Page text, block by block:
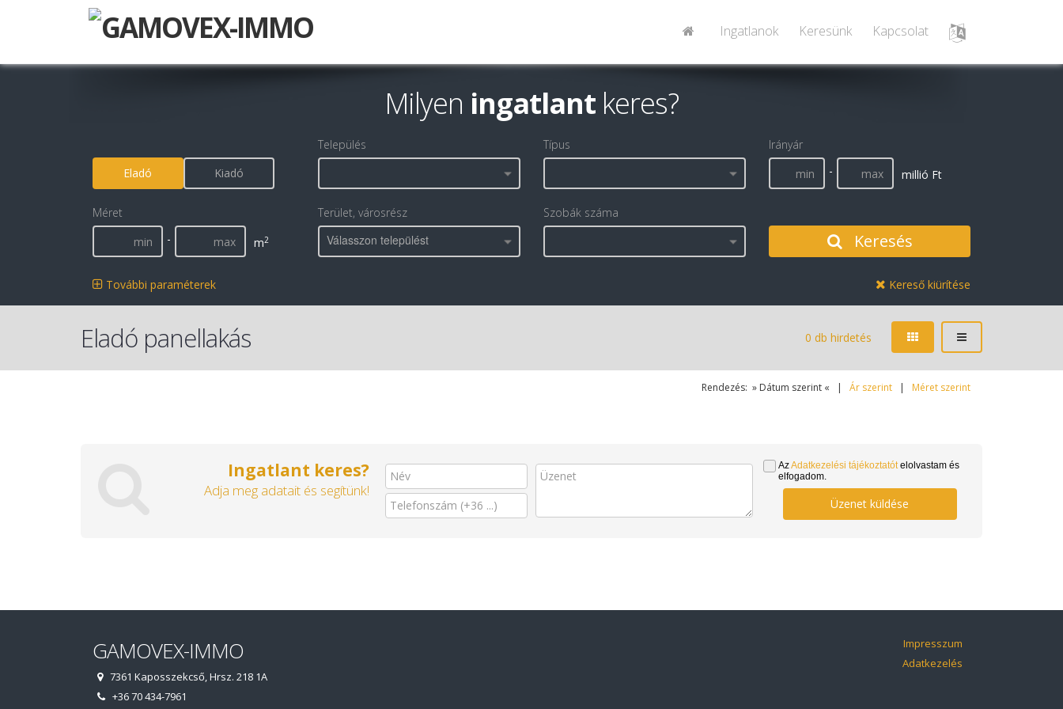
Ingatlanok Keresünk Kapcsolat
Milyen ingatlant keres?
Eladó Kiadó
Település Típus
Irányár
-
millió Ft
Méret
-
m2
Terület, városrész
Válasszon települést
Szobák száma
Keresés
További paraméterek Kereső kiürítése
0 db hirdetés
Eladó panellakás
Rendezés: » Dátum szerint « | Ár szerint | Méret szerint
Ingatlant keres?
Adja meg adatait és segítünk!
AzAdatkezelési tájékoztatótelolvastam és
elfogadom.
Üzenet küldése
GAMOVEX-IMMO
7361 Kaposszekcső, Hrsz. 218 1A
+36 70 434-7961
Impresszum
Adatkezelés